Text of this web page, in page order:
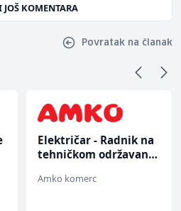
JOŠ KOMENTARA
Povratak na članak
Električar - Radnik na
tehničkom održavanju
Amko komerc